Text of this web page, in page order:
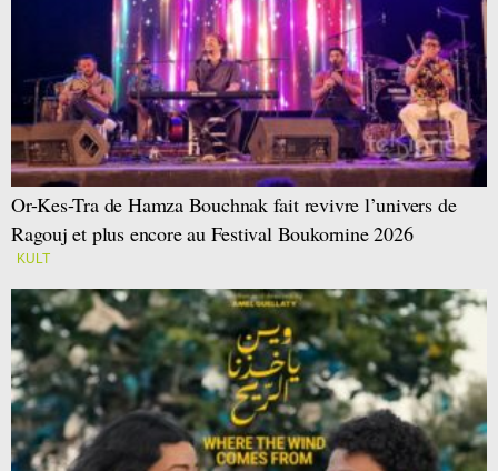
Or-Kes-Tra de Hamza Bouchnak fait revivre l’univers de
Ragouj et plus encore au Festival Boukornine 2026
KULT